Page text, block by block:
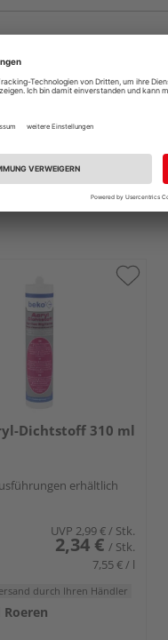
Dichtstoff 310 ml
erhältlich
UVP 2,99 €/ Stk.
2,34 € / Stk.
7,55 € / l
durch Ihren Händler
Roeren